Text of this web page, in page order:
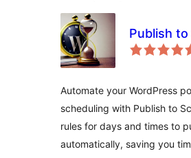
Publish
Automate your WordPress
scheduling with Publish to
rules for days and times to
automatically, saving you